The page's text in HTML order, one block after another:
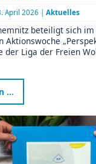
April 2026 | Aktuelles
beteiligt sich
Aktionswoche
der Liga der Freien
…
öffnet
Türen
für
die
Aktionswoche
Perspektivwechsel